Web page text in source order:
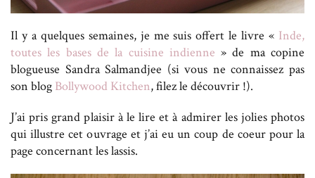
Il y a quelques semaines, je me suis offert le livre « Inde,
toutes les bases de la cuisine indienne » de ma copine
blogueuse Sandra Salmandjee (si vous ne connaissez pas
son blog Bollywood Kitchen, filez le découvrir !).
J’ai pris grand plaisir à le lire et à admirer les jolies photos
qui illustre cet ouvrage et j’ai eu un coup de coeur pour la
page concernant les lassis.